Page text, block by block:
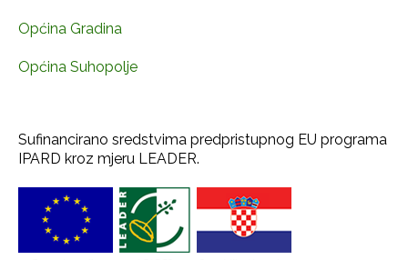
Općina Gradina
Općina Suhopolje
Sufinancirano sredstvima predpristupnog EU programa
IPARD kroz mjeru LEADER.